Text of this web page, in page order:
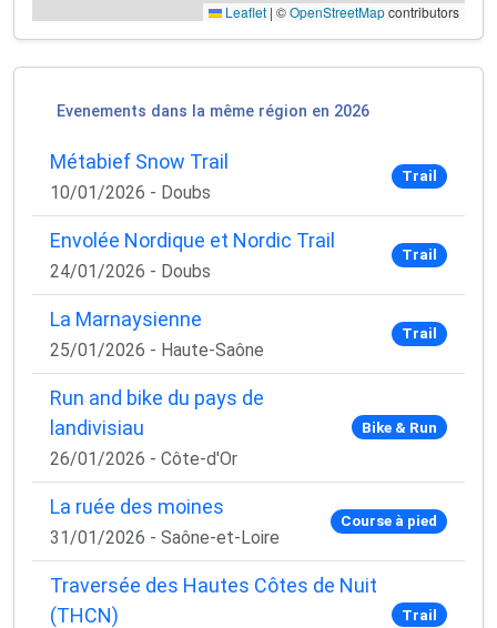
×
🚴‍♂️ Rejoignez la communauté des coureurs
et triathlètes passionnés
Rejoignez des milliers de sportifs passionnés et
recevez chaque mois :
✅ Des conseils d'entraînement exclusifs
✅ Les dernières tendances matos & nutrition
✅ Descodes promo et bons plans partenaires
1 email / mois. Zéro spam. 100 % utile.
Oui, je veux progresser 💪
Leaflet | ©OpenStreetMapcontributors
Evenements dans la même région en 2026
Métabief Snow Trail
10/01/2026 - Doubs
Trail
Envolée Nordique et Nordic Trail
24/01/2026 - Doubs
Trail
La Marnaysienne
25/01/2026 - Haute-Saône
Trail
Run and bike du pays de
landivisiau
26/01/2026 - Côte-d'Or
Bike & Run
La ruée des moines
31/01/2026 - Saône-et-Loire
Course à pied
Traversée des Hautes Côtes de Nuit
(THCN)
Trail